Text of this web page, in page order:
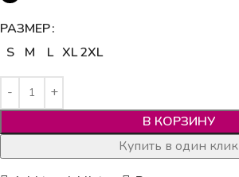
РАЗМЕР
S
M L XL2XL
В КОРЗИНУ
Купить в один клик